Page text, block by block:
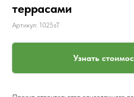
террасами
Артикул: 1025sT
Узнать